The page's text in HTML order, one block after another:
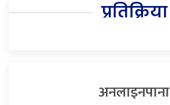
प्रतिक्रिया
अनलाइनपाना